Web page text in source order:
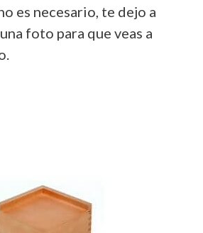
es necesario, te dejo a
foto para que veas a